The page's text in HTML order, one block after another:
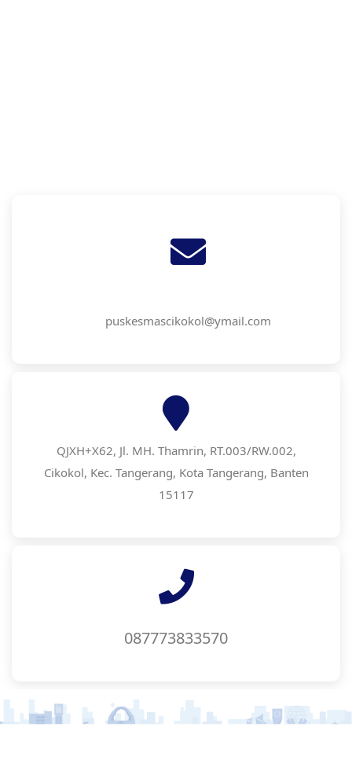
puskesmascikokol@ymail.com
QJXH+X62, Jl. MH. Thamrin, RT.003/RW.002,
Cikokol, Kec. Tangerang, Kota Tangerang, Banten
15117
087773833570